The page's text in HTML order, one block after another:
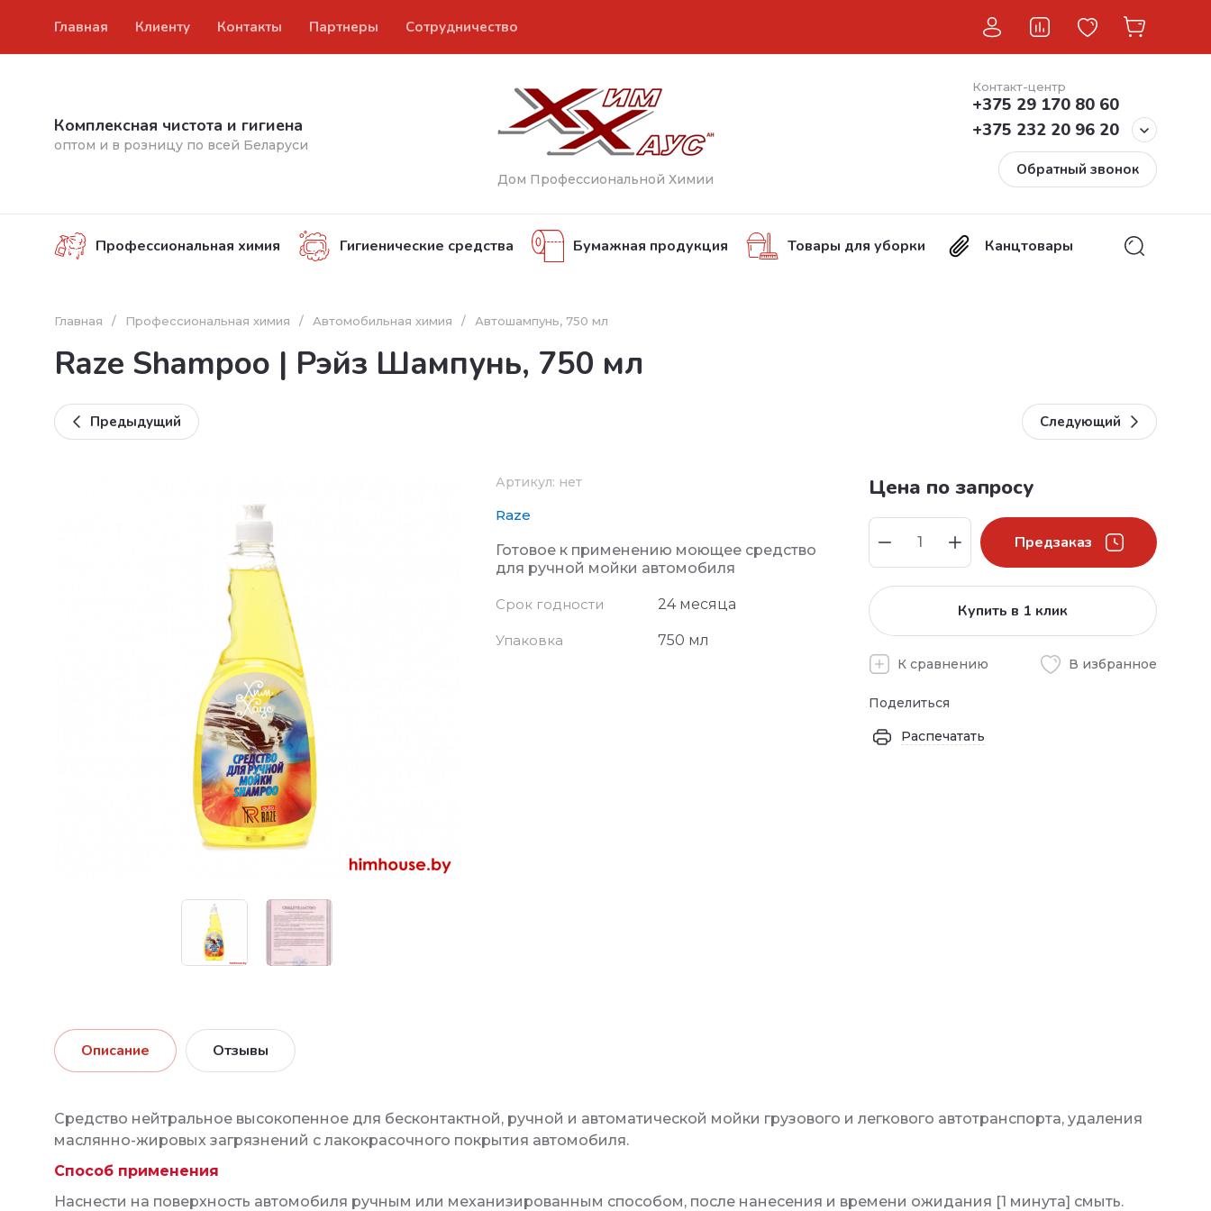
Главная Клиенту Контакты Партнеры Сотрудничество
Дом Профессиональной Химии
Комплексная чистота и гигиена
оптом и в розницу по всей Беларуси
Контакт-центр
+375 29 170 80 60
+375 232 20 96 20
Обратный звонок
Профессиональная химия Гигиенические средства Бумажная продукция Товары для уборки Канцтовары Хозтовары
Главная / Профессиональная химия / Автомобильная химия / Автошампунь, 750 мл
Raze Shampoo | Рэйз Шампунь, 750 мл
Предыдущий Следующий
Артикул: нет
Raze
Готовое к применению моющее средство
для ручной мойки автомобиля
Срок годности 24 месяца
Упаковка 750 мл
Цена по запросу
Предзаказ
Купить в 1 клик
К сравнению В избранное
Поделиться
Распечатать
Описание Отзывы
Средство нейтральное высокопенное для бесконтактной, ручной и автоматической мойки грузового и легкового автотранспорта, удаления
маслянно-жировых загрязнений с лакокрасочного покрытия автомобиля.
Способ применения
Наснести на поверхность автомобиля ручным или механизированным способом, после нанесения и времени ожидания [1 минута] смыть.